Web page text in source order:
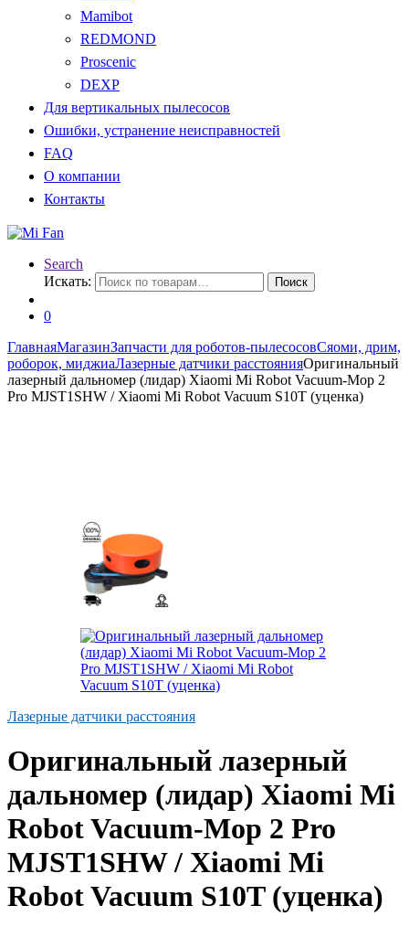
Mamibot
REDMOND
Proscenic
DEXP
Для вертикальных пылесосов
Ошибки, устранение неисправностей
FAQ
О компании
Контакты
Search
Искать:
Поиск
0
ГлавнаяМагазинЗапчасти для роботов-пылесосовСяоми, дрим,
роборок, миджиаЛазерные датчики расстоянияОригинальный
лазерный дальномер (лидар) Xiaomi Mi Robot Vacuum-Mop 2
Pro MJST1SHW / Xiaomi Mi Robot Vacuum S10T (уценка)
Лазерные датчики расстояния
Оригинальный лазерный
дальномер (лидар) Xiaomi Mi
Robot Vacuum-Mop 2 Pro
MJST1SHW / Xiaomi Mi
Robot Vacuum S10T (уценка)